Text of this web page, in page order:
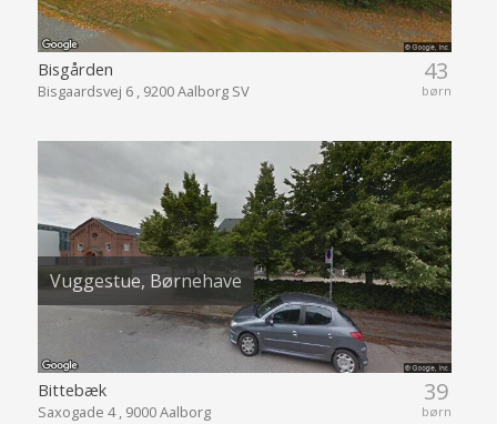
43
børn
Bisgården
Bisgaardsvej 6 , 9200 Aalborg SV
Vuggestue, Børnehave
39
børn
Bittebæk
Saxogade 4 , 9000 Aalborg